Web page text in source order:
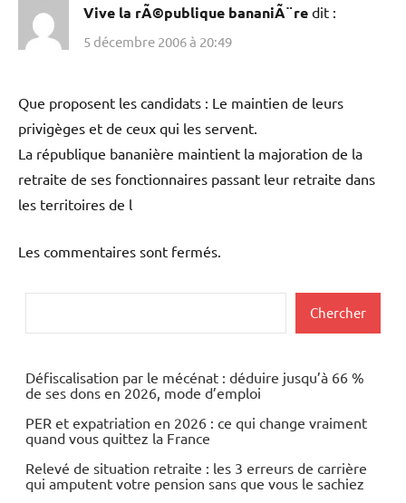
Vive la rÃ©publique bananiÃ¨re dit :
5 décembre 2006 à 20:49
Que proposent les candidats : Le maintien de leurs
privigèges et de ceux qui les servent.
La république bananière maintient la majoration de la
retraite de ses fonctionnaires passant leur retraite dans
les territoires de l
Les commentaires sont fermés.
Chercher
Défiscalisation par le mécénat : déduire jusqu’à 66 %
de ses dons en 2026, mode d’emploi
PER et expatriation en 2026 : ce qui change vraiment
quand vous quittez la France
Relevé de situation retraite : les 3 erreurs de carrière
qui amputent votre pension sans que vous le sachiez